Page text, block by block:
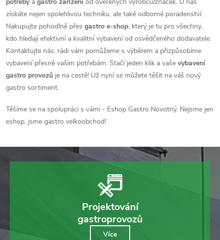
potřebya gastro zařízení od ověřených výrobců/značek. U nás
získáte nejen spolehlivou techniku, ale také odborné poradenství.
Nakupujte pohodlně přes gastro e-shop, který je tu pro všechny,
kdo hledají efektivní a kvalitní vybavení od osvědčeného dodavatele.
Kontaktujte nás, rádi vám pomůžeme s výběrem a přizpůsobíme
vybavení přesně vašim potřebám. Stačí jeden klik a vaše vybavení
gastro provozů je na cestě! Už nyní se můžete těšit na váš nový
gastro sortiment.
Těšíme se na spolupráci s vámi - Eshop Gastro Novotný. Nejsme jen
eshop, jsme gastro velkoobchod!
Projektování
gastroprovozů
Více